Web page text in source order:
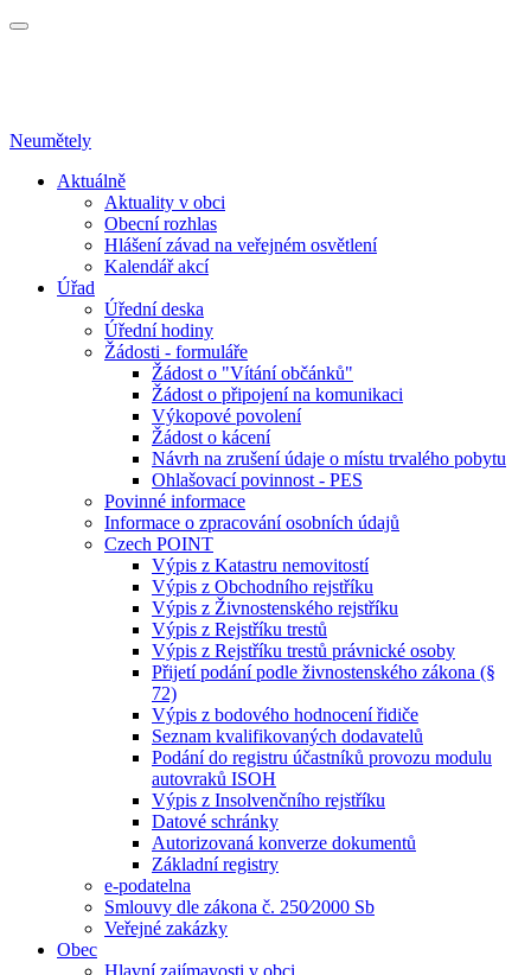
Neumětely
Aktuálně
Aktuality v obci
Obecní rozhlas
Hlášení závad na veřejném osvětlení
Kalendář akcí
Úřad
Úřední deska
Úřední hodiny
Žádosti - formuláře
Žádost o "Vítání občánků"
Žádost o připojení na komunikaci
Výkopové povolení
Žádost o kácení
Návrh na zrušení údaje o místu trvalého pobytu
Ohlašovací povinnost - PES
Povinné informace
Informace o zpracování osobních údajů
Czech POINT
Výpis z Katastru nemovitostí
Výpis z Obchodního rejstříku
Výpis z Živnostenského rejstříku
Výpis z Rejstříku trestů
Výpis z Rejstříku trestů právnické osoby
Přijetí podání podle živnostenského zákona (§
72)
Výpis z bodového hodnocení řidiče
Seznam kvalifikovaných dodavatelů
Podání do registru účastníků provozu modulu
autovraků ISOH
Výpis z Insolvenčního rejstříku
Datové schránky
Autorizovaná konverze dokumentů
Základní registry
e-podatelna
Smlouvy dle zákona č. 250⁄2000 Sb
Veřejné zakázky
Obec
Hlavní zajímavosti v obci